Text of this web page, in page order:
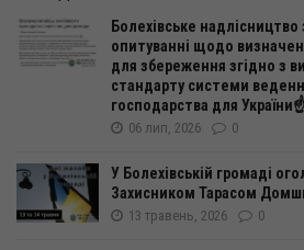
Болехівське
опитуванні щодо
для збереження згідно з
стандарту системи
господарства для України☝️
06 лип, 2026 0
У Болехівській громаді
Захисником Тарасом
13 травень, 2026 0